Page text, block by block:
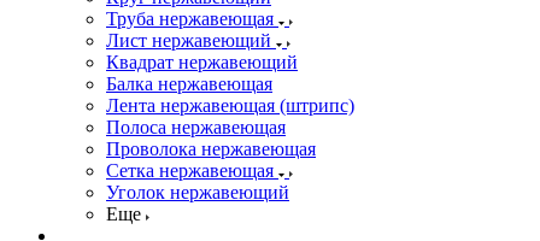
Труба нержавеющая
Лист нержавеющий
Квадрат нержавеющий
Балка нержавеющая
Лента нержавеющая (штрипс)
Полоса нержавеющая
Проволока нержавеющая
Сетка нержавеющая
Уголок нержавеющий
Еще